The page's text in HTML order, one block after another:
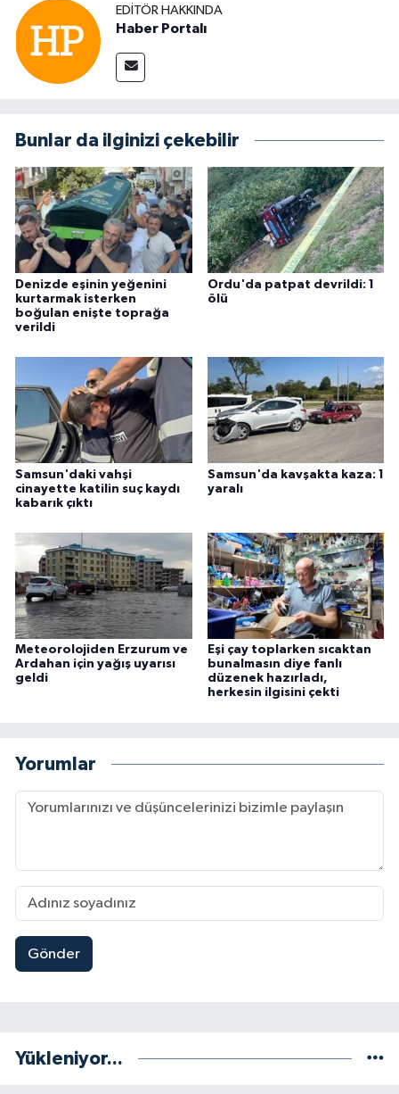
EDITÖR HAKKINDA
Haber Portalı
Bunlar da ilginizi çekebilir
Denizde eşinin yeğenini
kurtarmak isterken
boğulan enişte toprağa
verildi
Ordu'da patpat devrildi: 1
ölü
Samsun'daki vahşi
cinayette katilin suç kaydı
kabarık çıktı
Samsun'da kavşakta kaza: 1
yaralı
Meteorolojiden Erzurum ve
Ardahan için yağış uyarısı
geldi
Eşi çay toplarken sıcaktan
bunalmasın diye fanlı
düzenek hazırladı,
herkesin ilgisini çekti
Yorumlar
Gönder
Yükleniyor...